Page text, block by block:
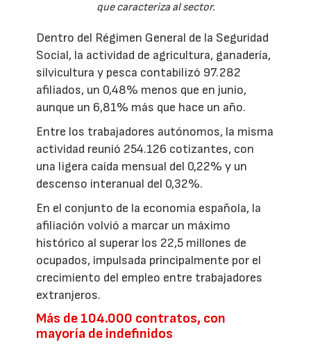
que caracteriza al sector.
Dentro del Régimen General de la Seguridad
Social, la actividad de agricultura, ganadería,
silvicultura y pesca contabilizó 97.282
afiliados, un 0,48% menos que en junio,
aunque un 6,81% más que hace un año.
Entre los trabajadores autónomos, la misma
actividad reunió 254.126 cotizantes, con
una ligera caída mensual del 0,22% y un
descenso interanual del 0,32%.
En el conjunto de la economía española, la
afiliación volvió a marcar un máximo
histórico al superar los 22,5 millones de
ocupados, impulsada principalmente por el
crecimiento del empleo entre trabajadores
extranjeros.
Más de 104.000 contratos, con
mayoría de indefinidos